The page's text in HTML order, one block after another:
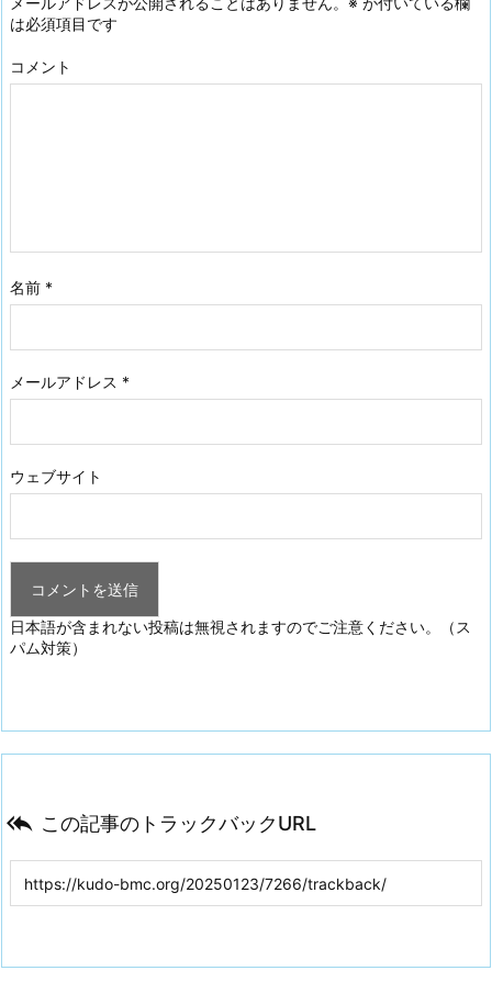
は必須項目です
コメント
名前 *
メールアドレス *
ウェブサイト
日本語が含まれない投稿は無視されますのでご注意ください。（ス
パム対策）
 この記事のトラックバックURL